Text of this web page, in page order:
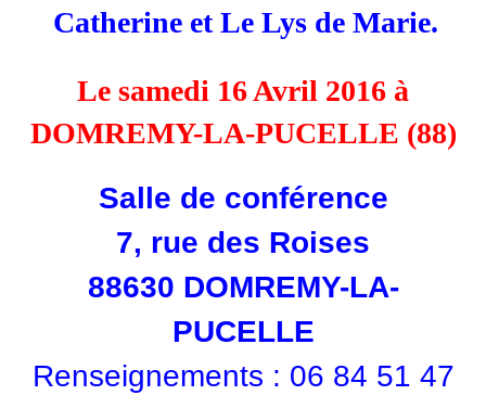
Catherine et Le Lys de Marie.
Le samedi 16 Avril 2016 à
DOMREMY-LA-PUCELLE (88)
Salle de conférence
7, rue des Roises
88630 DOMREMY-LA-
PUCELLE
Renseignements : 06 84 51 47